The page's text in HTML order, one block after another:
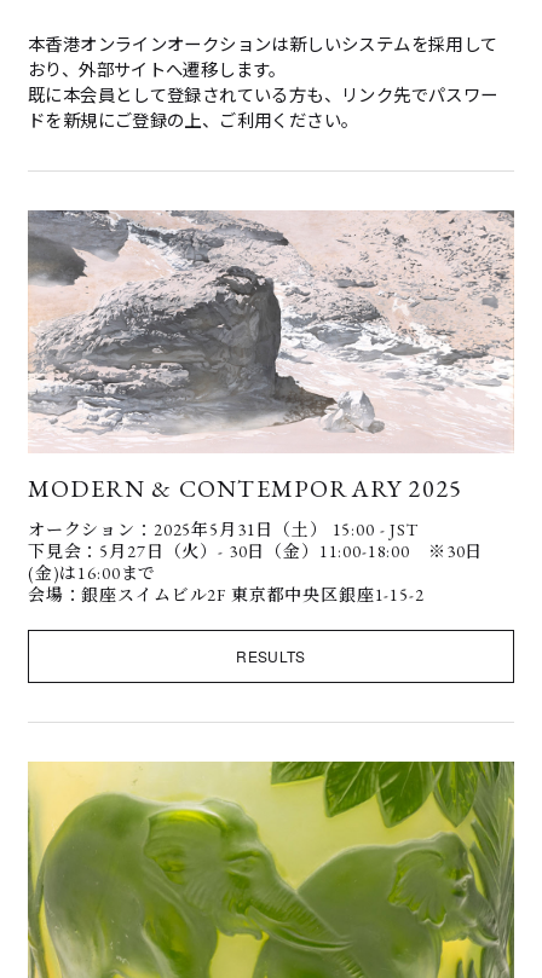
本香港オンラインオークションは新しいシステムを採用して
おり、外部サイトへ遷移します。
既に本会員として登録されている方も、リンク先でパスワー
ドを新規にご登録の上、ご利用ください。
MODERN & CONTEMPORARY 2025
オークション：2025年5月31日（土） 15:00 - JST
下見会：5月27日（火）- 30日（金）11:00-18:00 ※30日
(金)は16:00まで
会場：銀座スイムビル2F 東京都中央区銀座1-15-2
RESULTS